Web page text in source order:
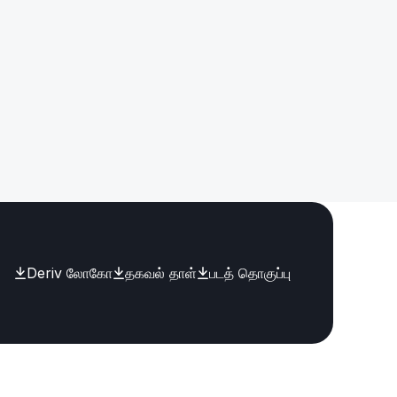
Deriv லோகோ தகவல் தாள் படத் தொகுப்பு